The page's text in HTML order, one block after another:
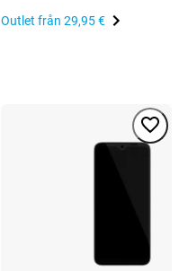
Outlet från 29,95 €